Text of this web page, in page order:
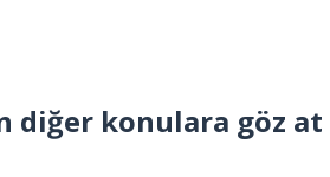
diğer konulara göz at